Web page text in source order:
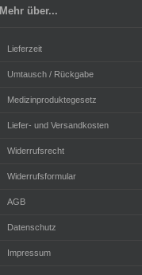
Mehr über...
Lieferzeit
Umtausch / Rückgabe
Medizinproduktegesetz
Liefer- und Versandkosten
Widerrufsrecht
Widerrufsformular
AGB
Datenschutz
Impressum